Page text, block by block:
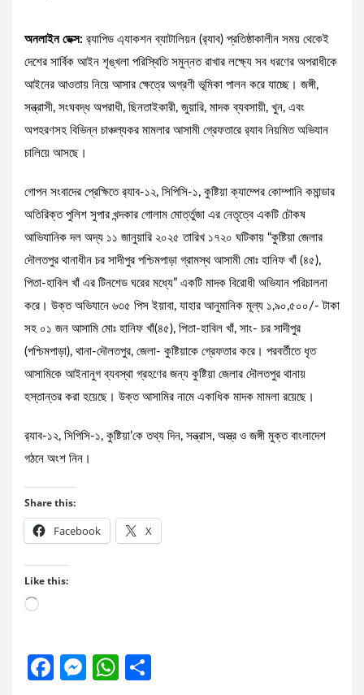
অনলাইন ডেক্স: র‌্যাপিড এ্যাকশন ব্যাটালিয়ন (র‌্যাব) প্রতিষ্ঠাকালীন সময় থেকেই
দেশের সার্বিক আইন শৃঙ্খলা পরিস্থিতি সমুন্নত রাখার লক্ষ্যে সব ধরণের অপরাধীকে
আইনের আওতায় নিয়ে আসার ক্ষেত্রে অগ্রণী ভূমিকা পালন করে যাচ্ছে। জঙ্গী,
সন্ত্রাসী, সংঘবদ্ধ অপরাধী, ছিনতাইকারী, জুয়ারি, মাদক ব্যবসায়ী, খুন, এবং
অপহরণসহ বিভিন্ন চাঞ্চল্যকর মামলার আসামী গ্রেফতারে র‌্যাব নিয়মিত অভিযান
চালিয়ে আসছে।
গোপন সংবাদের প্রেক্ষিতে র‌্যাব-১২, সিপিসি-১, কুষ্টিয়া ক্যাম্পের কোম্পানি কমান্ডার
অতিরিক্ত পুলিশ সুপার খন্দকার গোলাম মোর্ত্তুজা এর নেতৃত্বে একটি চৌকষ
আভিযানিক দল অদ্য ১১ জানুয়ারি ২০২৫ তারিখ ১৭২০ ঘটিকায় “কুষ্টিয়া জেলার
দৌলতপুর থানাধীন চর সাদীপুর পশ্চিমপাড়া গ্রামস্থ আসামী মোঃ হানিফ খাঁ (৪৫),
পিতা-হাবিল খাঁ এর টিনশেড ঘরের মধ্যে” একটি মাদক বিরোধী অভিযান পরিচালনা
করে। উক্ত অভিযানে ৬৩৫ পিস ইয়াবা, যাহার আনুমানিক মূল্য ১,৯০,৫০০/- টাকা
সহ ০১ জন আসামি মোঃ হানিফ খাঁ(৪৫), পিতা-হাবিল খাঁ, সাং- চর সাদীপুর
(পশ্চিমপাড়া), থানা-দৌলতপুর, জেলা- কুষ্টিয়াকে গ্রেফতার করে। পরবর্তীতে ধৃত
আসামিকে আইনানুগ ব্যবস্থা গ্রহণের জন্য কুষ্টিয়া জেলার দৌলতপুর থানায়
হস্তান্তর করা হয়েছে। উক্ত আসামির নামে একাধিক মাদক মামলা রয়েছে।
র‌্যাব-১২, সিপিসি-১, কুষ্টিয়া’কে তথ্য দিন, সন্ত্রাস, অস্ত্র ও জঙ্গী মুক্ত বাংলাদেশ
গঠনে অংশ নিন।
Share this:
Facebook X
Like this:
Loading…
F
M W